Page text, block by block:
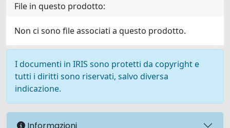
File in questo prodotto:
Non ci sono file associati a questo prodotto.
I documenti in IRIS sono protetti da copyright e
tutti i diritti sono riservati, salvo diversa
indicazione.
Informazioni